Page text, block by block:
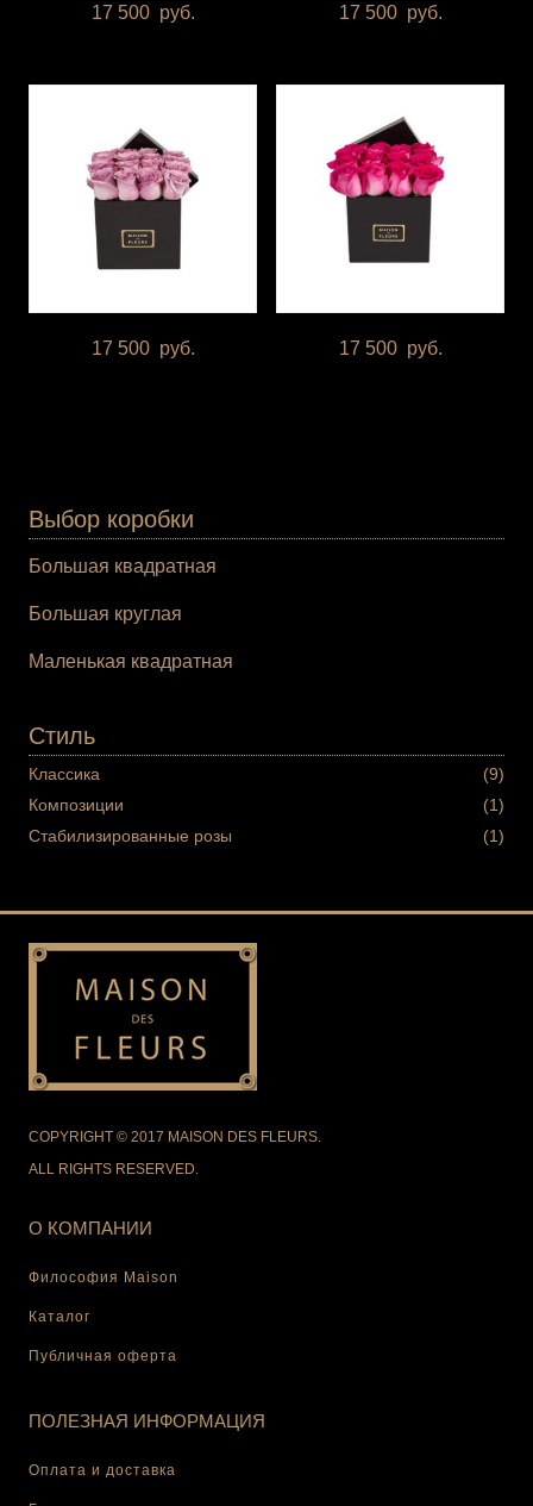
17 500 руб. 17 500 руб.
17 500 руб. 17 500 руб.
Выбор коробки
Большая квадратная
Большая круглая
Маленькая квадратная
Стиль
Классика
(9)
Композиции
(1)
Стабилизированные розы
(1)
COPYRIGHT © 2017 MAISON DES FLEURS.
ALL RIGHTS RESERVED.
О КОМПАНИИ
Философия Maison
Каталог
Публичная оферта
ПОЛЕЗНАЯ ИНФОРМАЦИЯ
Оплата и доставка